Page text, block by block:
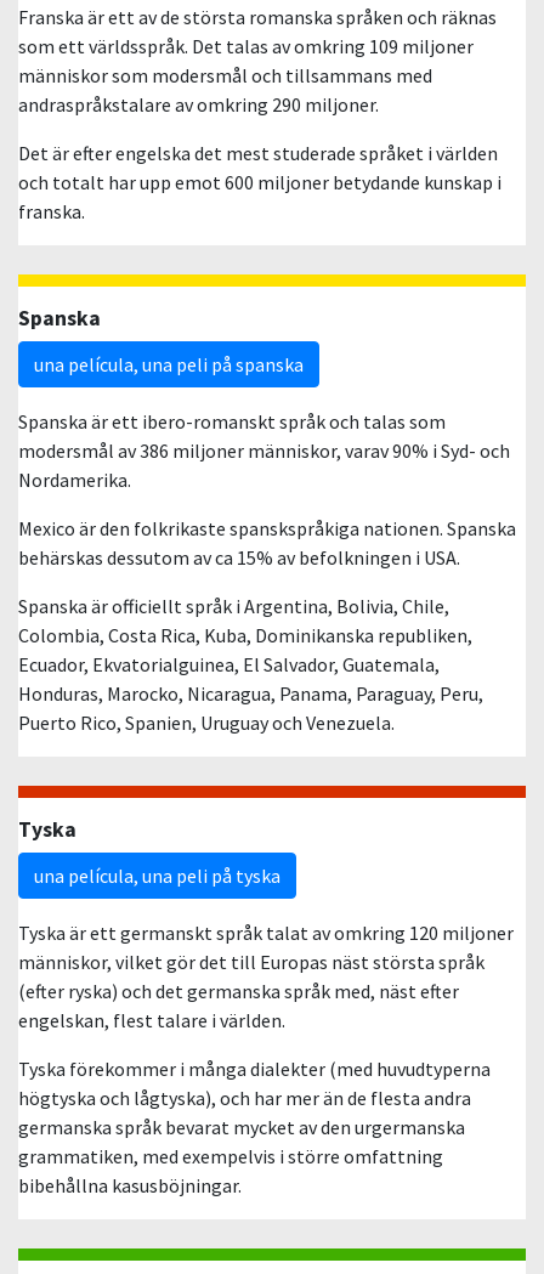
Franska är ett av de största romanska språken och räknas
som ett världsspråk. Det talas av omkring 109 miljoner
människor som modersmål och tillsammans med
andraspråkstalare av omkring 290 miljoner.
Det är efter engelska det mest studerade språket i världen
och totalt har upp emot 600 miljoner betydande kunskap i
franska.
Spanska
una película, una peli på spanska
Spanska är ett ibero-romanskt språk och talas som
modersmål av 386 miljoner människor, varav 90% i Syd- och
Nordamerika.
Mexico är den folkrikaste spanskspråkiga nationen. Spanska
behärskas dessutom av ca 15% av befolkningen i USA.
Spanska är officiellt språk i Argentina, Bolivia, Chile,
Colombia, Costa Rica, Kuba, Dominikanska republiken,
Ecuador, Ekvatorialguinea, El Salvador, Guatemala,
Honduras, Marocko, Nicaragua, Panama, Paraguay, Peru,
Puerto Rico, Spanien, Uruguay och Venezuela.
Tyska
una película, una peli på tyska
Tyska är ett germanskt språk talat av omkring 120 miljoner
människor, vilket gör det till Europas näst största språk
(efter ryska) och det germanska språk med, näst efter
engelskan, flest talare i världen.
Tyska förekommer i många dialekter (med huvudtyperna
högtyska och lågtyska), och har mer än de flesta andra
germanska språk bevarat mycket av den urgermanska
grammatiken, med exempelvis i större omfattning
bibehållna kasusböjningar.